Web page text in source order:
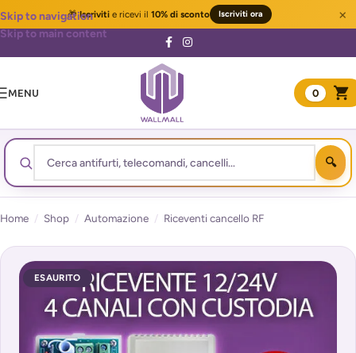
🎁Iscrivitie ricevi il 10% di sconto Iscriviti ora ×
Skip to navigation
Skip to main content
MENU 0
Home / Shop / Automazione / Riceventi cancello RF
ESAURITO